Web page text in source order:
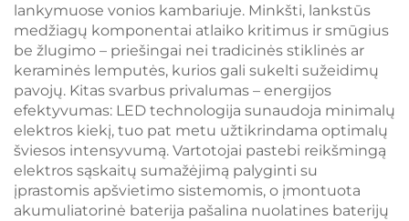
lankymuose vonios kambariuje. Minkšti, lankstūs
medžiagų komponentai atlaiko kritimus ir smūgius
be žlugimo – priešingai nei tradicinės stiklinės ar
keraminės lemputės, kurios gali sukelti sužeidimų
pavojų. Kitas svarbus privalumas – energijos
efektyvumas: LED technologija sunaudoja minimalų
elektros kiekį, tuo pat metu užtikrindama optimalų
šviesos intensyvumą. Vartotojai pastebi reikšmingą
elektros sąskaitų sumažėjimą palyginti su
įprastomis apšvietimo sistemomis, o įmontuota
akumuliatorinė baterija pašalina nuolatines baterijų